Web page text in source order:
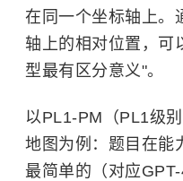
在同一个坐标轴上。
轴上的相对位置，可
型最有区分意义"。
以PL1-PM（PL1级
地图为例：题目在能
最简单的（对应